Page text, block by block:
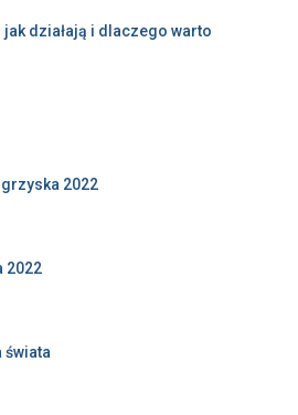
działają i dlaczego warto
2022
2022
świata